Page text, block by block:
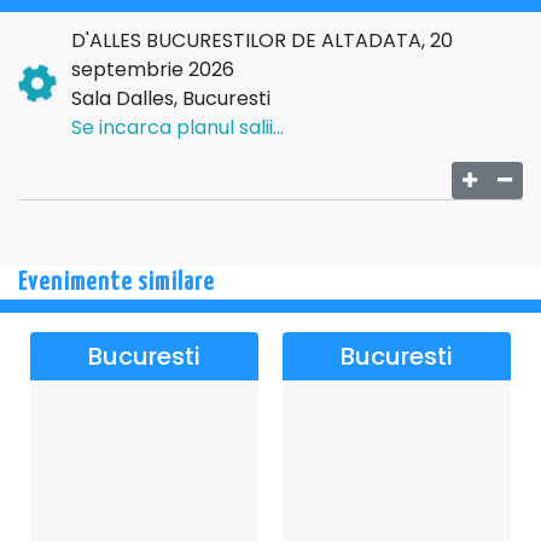
lume, Ana Cebotari este o artistă recunoscută pentru versatilitatea
vocală remarcabilă și pentru capacitatea rară de a traversa cu
naturalețe genuri muzicale diferite — operă, musical, pop-operă și
De-a lungul carierei sale, a colaborat cu filarmonici și teatre
importante, susținând concerte și spectacole atât în țară, cât și
peste hotare. Pe scenă, expresivitatea sa, sensibilitatea artistică și
prezența magnetică transformă fiecare interpretare într-o
experiență memorabilă.
D'ALLES BUCURESTILOR DE ALTADATA, 20
septembrie 2026
Sala Dalles, Bucuresti
Se incarca planul salii...
Evenimente similare
Bucuresti Bucuresti